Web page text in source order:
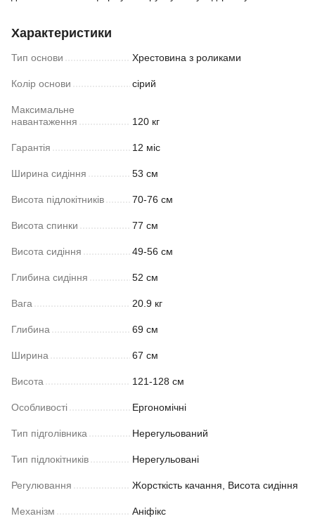
Характеристики
Тип основи Хрестовина з роликами
Колір основи сірий
Максимальне
навантаження
120 кг
Гарантія 12 міс
Ширина сидіння 53 см
Висота підлокітників 70-76 см
Висота спинки 77 см
Висота сидіння 49-56 см
Глибина сидіння 52 см
Вага 20.9 кг
Глибина 69 см
Ширина 67 см
Висота 121-128 см
Особливості Ергономічні
Тип підголівника Нерегульований
Тип підлокітників Нерегульовані
Регулювання Жорсткість качання, Висота сидіння
Механізм Аніфікс